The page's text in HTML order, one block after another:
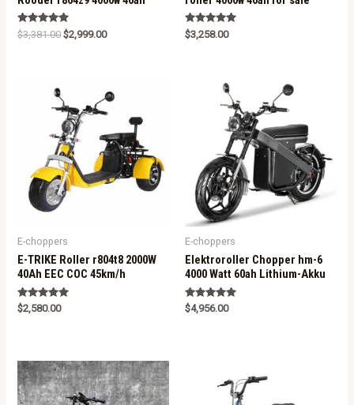
Rated
5.00
$3,381.00 $2,999.00
Rated
5.00
$3,258.00
E-choppers
E-TRIKE Roller r804t8 2000W
40Ah EEC COC 45km/h
Rated
5.00
$2,580.00
E-choppers
Elektroroller Chopper hm-6
4000 Watt 60ah Lithium-Akku
Rated
5.00
$4,956.00